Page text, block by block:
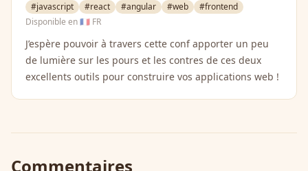
#javascript #react #angular #web
#frontend
Disponible en🇫🇷 FR
J’espère pouvoir à travers cette conf apporter un peu
de lumière sur les pours et les contres de ces deux
excellents outils pour construire vos applications web !
Commentaires